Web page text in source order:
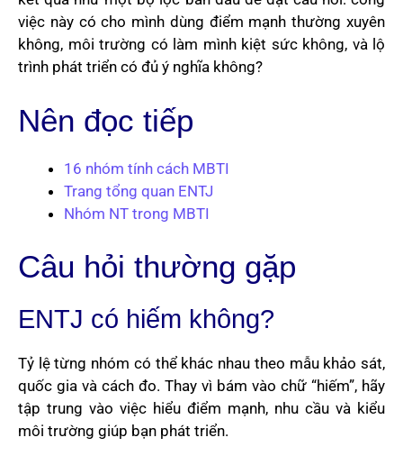
việc này có cho mình dùng điểm mạnh thường xuyên
không, môi trường có làm mình kiệt sức không, và lộ
trình phát triển có đủ ý nghĩa không?
Nên đọc tiếp
16 nhóm tính cách MBTI
Trang tổng quan ENTJ
Nhóm NT trong MBTI
Câu hỏi thường gặp
ENTJ có hiếm không?
Tỷ lệ từng nhóm có thể khác nhau theo mẫu khảo sát,
quốc gia và cách đo. Thay vì bám vào chữ “hiếm”, hãy
tập trung vào việc hiểu điểm mạnh, nhu cầu và kiểu
môi trường giúp bạn phát triển.